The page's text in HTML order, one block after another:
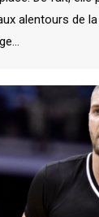
alentours de